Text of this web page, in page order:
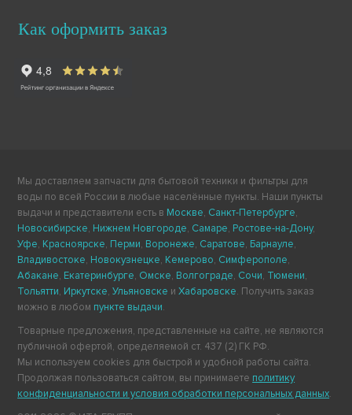
Как оформить заказ
Мы доставляем запчасти для бытовой техники и фильтры для
воды по всей России в любые населённые пункты. Наши пункты
выдачи и представители есть в Москве, Санкт-Петербурге,
Новосибирске, Нижнем Новгороде, Самаре, Ростове-на-Дону,
Уфе, Красноярске, Перми, Воронеже, Саратове, Барнауле,
Владивостоке, Новокузнецке, Кемерово, Симферополе,
Абакане, Екатеринбурге, Омске, Волгограде, Сочи, Тюмени,
Тольятти, Иркутске,Ульяновске иХабаровске. Получить заказ
можно в любом пункте выдачи.
Товарные предложения, представленные на сайте, не являются
публичной офертой, определяемой ст. 437 (2) ГК РФ.
Мы используем cookies для быстрой и удобной работы сайта.
Продолжая пользоваться сайтом, вы принимаете политику
конфиденциальности и условия обработки персональных данных.